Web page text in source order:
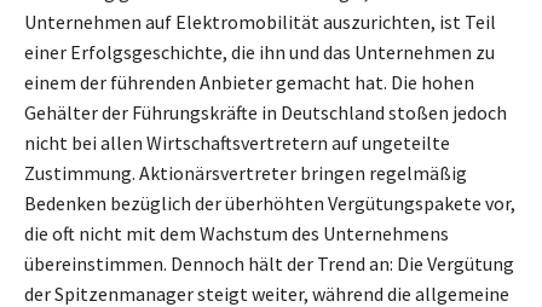
Unternehmen auf Elektromobilität auszurichten, ist Teil
einer Erfolgsgeschichte, die ihn und das Unternehmen zu
einem der führenden Anbieter gemacht hat. Die hohen
Gehälter der Führungskräfte in Deutschland stoßen jedoch
nicht bei allen Wirtschaftsvertretern auf ungeteilte
Zustimmung. Aktionärsvertreter bringen regelmäßig
Bedenken bezüglich der überhöhten Vergütungspakete vor,
die oft nicht mit dem Wachstum des Unternehmens
übereinstimmen. Dennoch hält der Trend an: Die Vergütung
der Spitzenmanager steigt weiter, während die allgemeine